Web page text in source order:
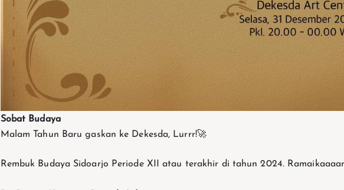
Sobat Budaya
Malam Tahun Baru gaskan ke Dekesda, Lurrr!🚀
Rembuk Budaya Sidoarjo Periode XII atau terakhir di tahun 2024.